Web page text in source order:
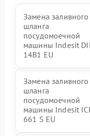
Замена заливного
шланга
посудомоечной
машины Indesit
14B1 EU
Замена заливного
шланга
посудомоечной
машины Indesit
661 S EU